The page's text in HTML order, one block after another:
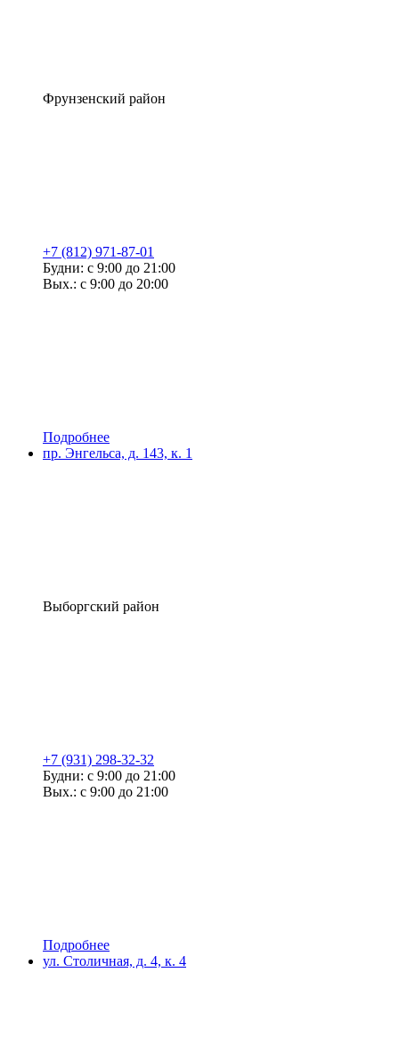
Фрунзенский район
+7 (812) 971-87-01
Будни: с 9:00 до 21:00
Вых.: с 9:00 до 20:00
Подробнее
пр. Энгельса, д. 143, к. 1
Выборгский район
+7 (931) 298-32-32
Будни: с 9:00 до 21:00
Вых.: с 9:00 до 21:00
Подробнее
ул. Столичная, д. 4, к. 4